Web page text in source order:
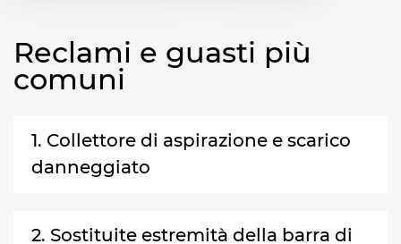
Reclami e guasti più
comuni
1. Collettore di aspirazione e scarico
danneggiato
2. Sostituite estremità della barra di